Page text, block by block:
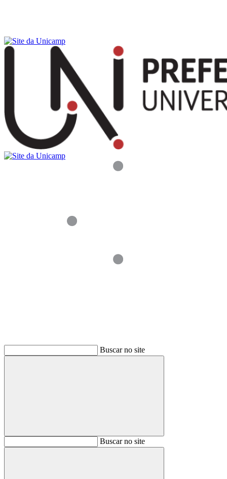
Buscar no site
BuscarBuscar no site